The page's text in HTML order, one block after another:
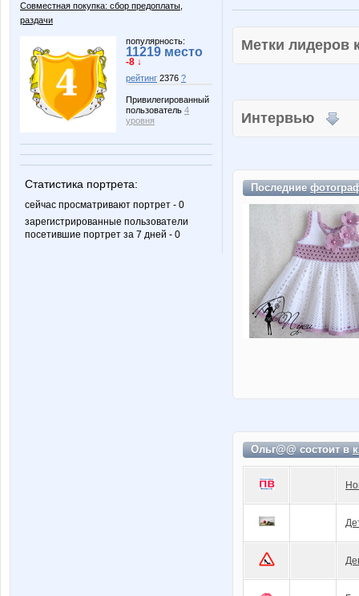
Совместная покупка: сбор предоплаты,
раздачи
популярность:
11219 место
-8 ↓
рейтинг 2376 ?
Привилегированный
пользователь 4
уровня
Статистика портрета:
сейчас просматривают портрет - 0
зарегистрированные пользователи
посетившие портрет за 7 дней - 0
Метки
Интервью
Последние
Ольг@@ состоит в